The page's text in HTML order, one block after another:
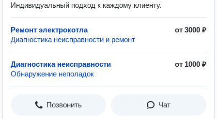
Индивидуальный подход к каждому клиенту.
Ремонт электрокотла
от 3000 ₽
Диагностика неисправности и ремонт
Диагностика неисправности
от 1000 ₽
Обнаружение неполадок
Позвонить Чат